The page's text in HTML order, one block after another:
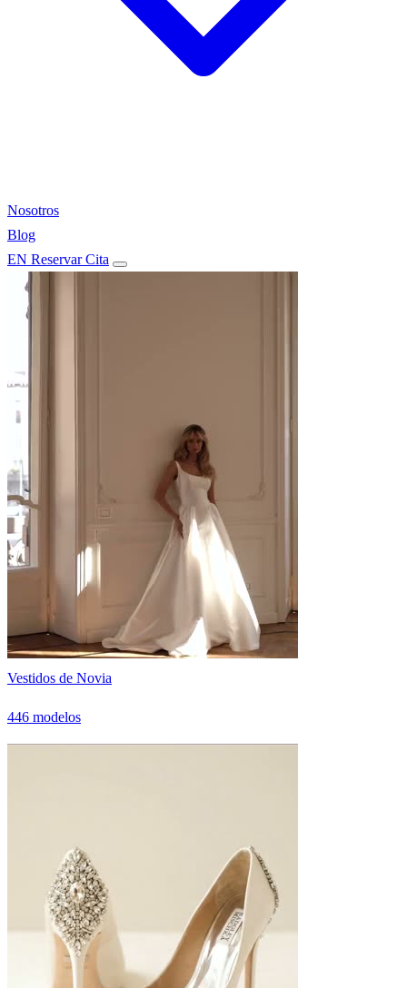
Nosotros
Blog
EN Reservar Cita
Vestidos de Novia
446 modelos